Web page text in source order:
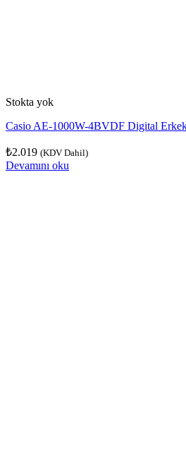
Stokta yok
Casio AE-1000W-4BVDF Digital
₺2.019 (KDV Dahil)
Devamını oku